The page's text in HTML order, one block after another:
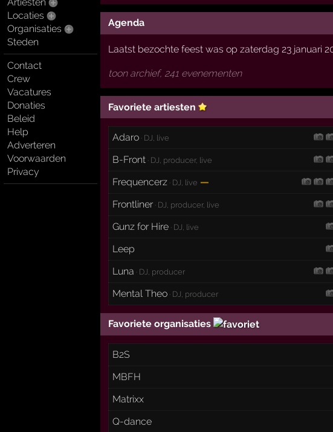
Locaties
Organisaties
Steden
Contact
Crew
Vacatures
Donaties
Beleid
Help
Adverteren
Voorwaarden
Privacy
Agenda
Laatst bezochte feest was op zaterdag 23 januari
toon archief, 241 evenementen
Favoriete artiesten
Adaro · DJ, live
B-Front · DJ, producer, live
Frequencerz · DJ, live —
Frontliner · DJ, producer, live
Gunz for Hire · DJ, live
Leep
Luna · DJ, producer
Mental Theo · DJ, producer
Favoriete organisaties
B2S
MBFH
Matrixx
Q-dance